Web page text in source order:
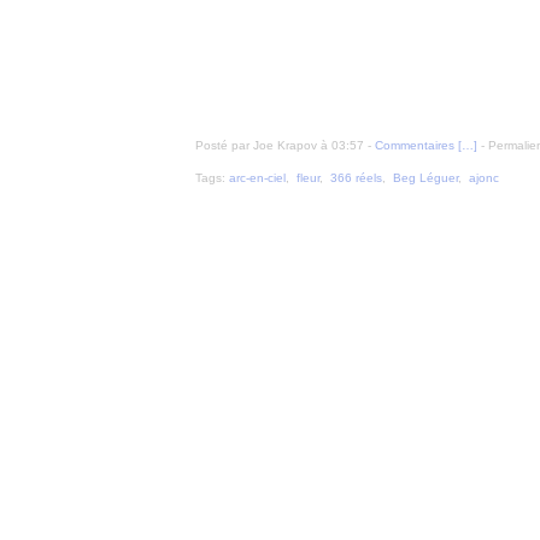
Posté par Joe Krapov à 03:57 - Commentaires [ ] -
Tags: arc-en-ciel fleur, 366 réels Beg Léguer, ajonc